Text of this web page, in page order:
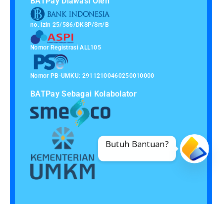
no. izin 25/586/DKSP/Srt/B
Nomor Registrasi ALL105
Nomor PB-UMKU: 29112100460250010000
BATPay Sebagai Kolabolator
Butuh Bantuan?